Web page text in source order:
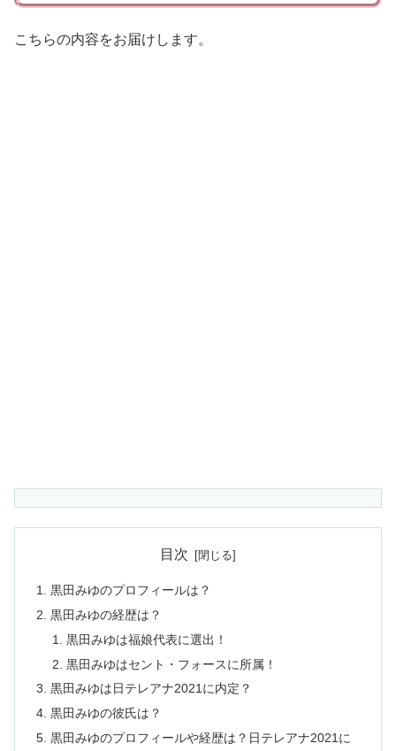
こちらの内容をお届けします。
目次
黒田みゆのプロフィールは？
黒田みゆの経歴は？
黒田みゆは福娘代表に選出！
黒田みゆはセント・フォースに所属！
黒田みゆは日テレアナ2021に内定？
黒田みゆの彼氏は？
黒田みゆのプロフィールや経歴は？日テレアナ2021に